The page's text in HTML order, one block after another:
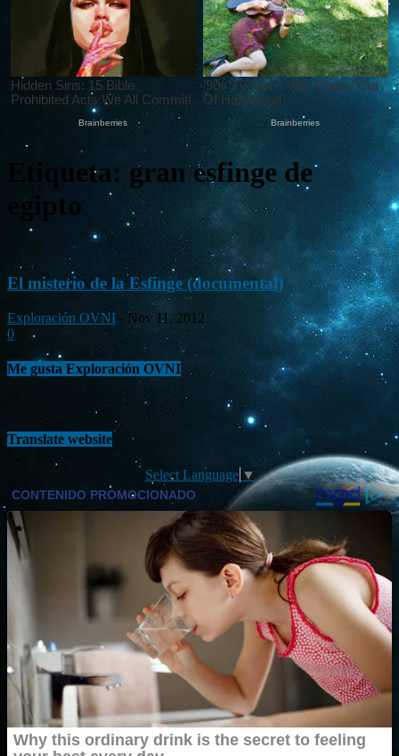
Etiqueta: gran esfinge de
egipto
El misterio de la Esfinge (documental)
Exploración OVNI - Nov 11, 2012
0
Me gusta Exploración OVNI
Translate website
Select Language ▼